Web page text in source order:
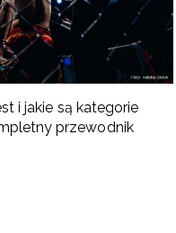
i jakie są kategorie
przewodnik